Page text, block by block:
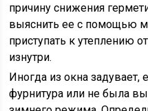
причину снижения
выяснить ее с помощью
приступать к утеплению
изнутри.
Иногда из окна задувает,
фурнитура или не была